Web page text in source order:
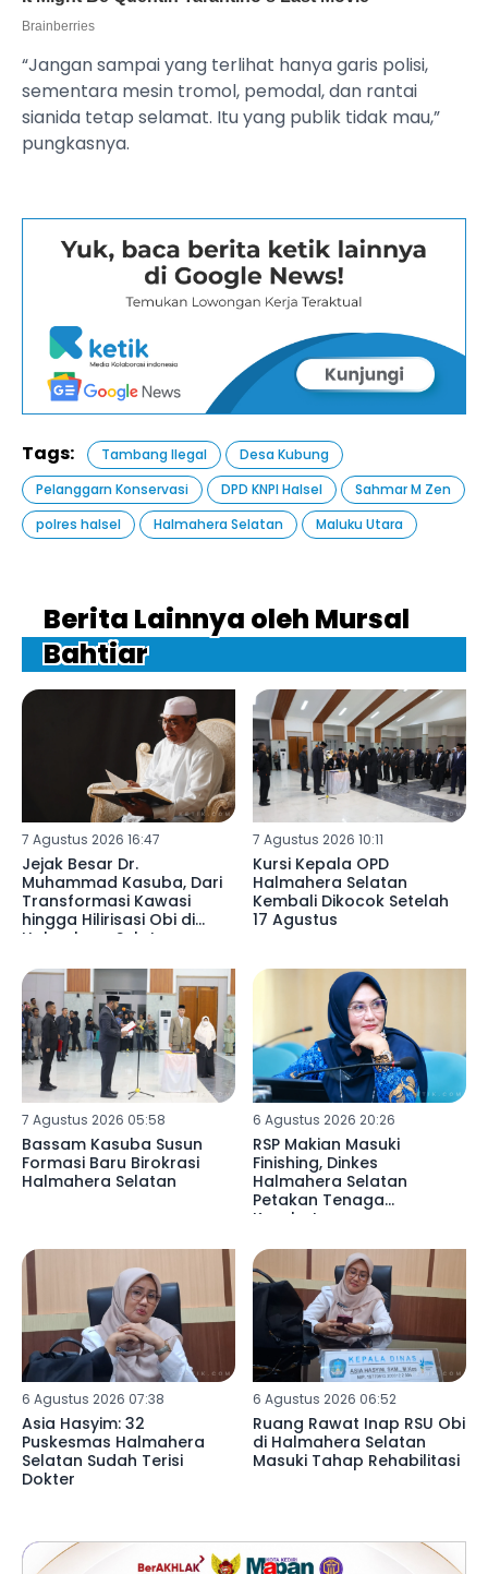
“Jangan sampai yang terlihat hanya garis polisi,
sementara mesin tromol, pemodal, dan rantai
sianida tetap selamat. Itu yang publik tidak mau,”
pungkasnya.
Tags: Tambang Ilegal
Desa Kubung
Pelanggarn Konservasi
DPD KNPI Halsel
Sahmar M Zen
polres halsel
Halmahera Selatan Maluku Utara
Berita Lainnya oleh Mursal
Bahtiar
7 Agustus 2026 16:47
Jejak Besar Dr.
Muhammad Kasuba, Dari
Transformasi Kawasi
hingga Hilirisasi Obi di
Halmahera Selatan
7 Agustus 2026 10:11
Kursi Kepala OPD
Halmahera Selatan
Kembali Dikocok Setelah
17 Agustus
7 Agustus 2026 05:58
Bassam Kasuba Susun
Formasi Baru Birokrasi
Halmahera Selatan
6 Agustus 2026 20:26
RSP Makian Masuki
Finishing, Dinkes
Halmahera Selatan
Petakan Tenaga
Kesehatan
6 Agustus 2026 07:38
Asia Hasyim: 32
Puskesmas Halmahera
Selatan Sudah Terisi
Dokter
6 Agustus 2026 06:52
Ruang Rawat Inap RSU Obi
di Halmahera Selatan
Masuki Tahap Rehabilitasi